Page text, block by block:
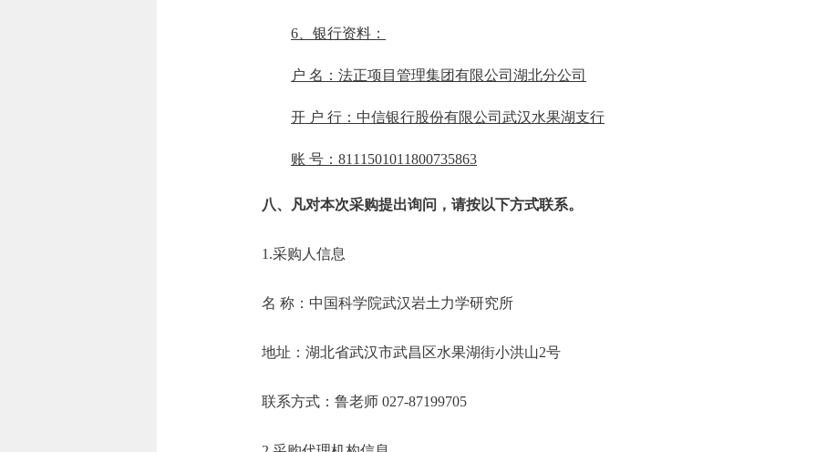
6、银行资料：
户 名：法正项目管理集团有限公司湖北分公司
开 户 行：中信银行股份有限公司武汉水果湖支行
账 号：8111501011800735863
八、凡对本次采购提出询问，请按以下方式联系。
1.采购人信息
名 称：中国科学院武汉岩土力学研究所
地址：湖北省武汉市武昌区水果湖街小洪山2号
联系方式：鲁老师 027-87199705